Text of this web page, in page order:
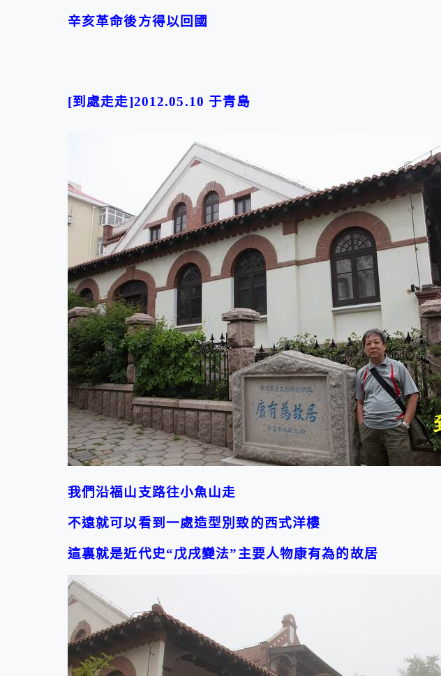
辛亥革命後方得以回國
[到處走走]2012.05.10 于青島
我們沿福山支路往小魚山走
不遠就可以看到一處造型別致的西式洋樓
這裏就是近代史“戊戌變法”主要人物康有為的故居